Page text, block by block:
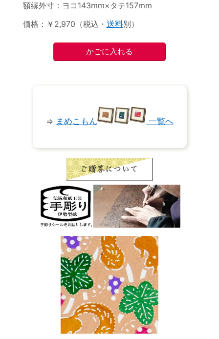
額縁外寸：ヨコ143mm×タテ157mm
価格：￥2,970（税込・ 送料別）
⇒ まめこもん 一覧へ